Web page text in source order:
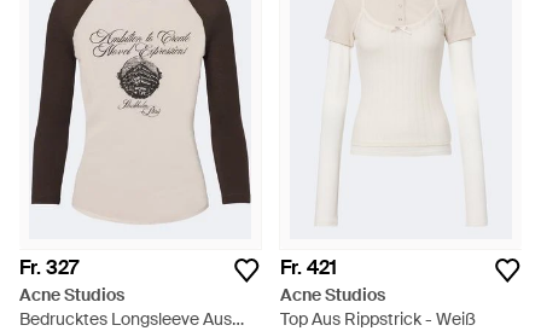
Fr. 327
Acne Studios
Bedrucktes Longsleeve Aus
Fr. 421
Acne Studios
Top Aus Rippstrick - Weiß